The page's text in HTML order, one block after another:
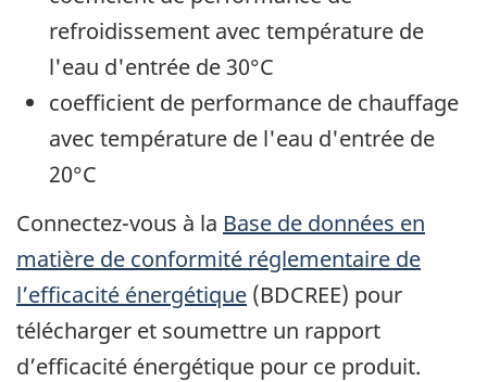
refroidissement avec température de
l'eau d'entrée de 30°C
coefficient de performance de chauffage
avec température de l'eau d'entrée de
20°C
Connectez-vous à la Base de données en
matière de conformité réglementaire de
l’efficacité énergétique (BDCREE) pour
télécharger et soumettre un rapport
d’efficacité énergétique pour ce produit.